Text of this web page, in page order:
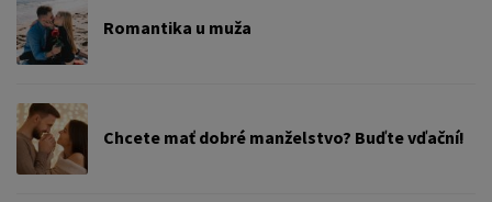
Romantika u muža
Chcete mať dobré manželstvo? Buďte vďační!